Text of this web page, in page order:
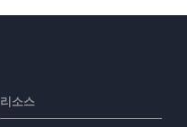
리소스